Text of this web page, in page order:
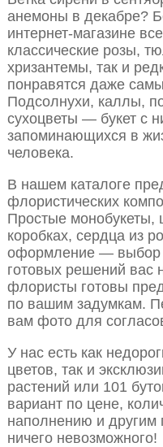
анемоны в декабре?
интернет-магазине
классические розы,
хризантемы, так и
понравятся даже
Подсолнухи, каллы,
сухоцветы — букет с
запоминающихся в
человека.
В нашем каталоге
флористических
Простые монобукеты,
коробках, сердца из
оформление — выбор
готовых решений вас
флористы готовы
по вашим задумкам.
вам фото для
У нас есть как
цветов, так и
растений или 101
вариант по цене,
наполнению и другим
ничего невозможного!